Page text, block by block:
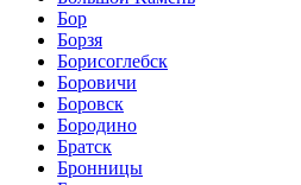
Бор
Борзя
Борисоглебск
Боровичи
Боровск
Бородино
Братск
Бронницы